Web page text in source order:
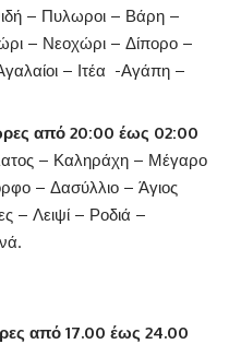
– Πυλωροι – Βάρη –
– Νεοχώρι – Δίπορο –
– Ιτέα -Αγάπη –
από 20:00 έως 02:00
– Καληράχη – Μέγαρο
– Δασύλλιο – Άγιος
– Λειψί – Ροδιά –
από 17.00 έως 24.00